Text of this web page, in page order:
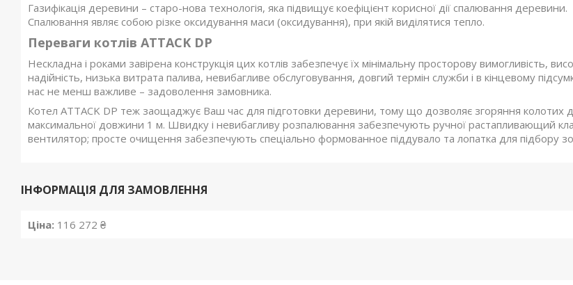
Газифікація деревини – старо-нова технологія, яка підвищує коефіцієнт корисної дії спалювання деревини.
Спалювання являє собою різке оксидування маси (оксидування), при якій виділятися тепло.
Переваги котлів ATTACK DP
Нескладна і роками завірена конструкція цих котлів забезпечує їх мінімальну просторову вимогливість,
надійність, низька витрата палива, невибагливе обслуговування, довгий термін служби і в кінцевому
нас не менш важливе – задоволення замовника.
Котел ATTACK DP теж заощаджує Ваш час для підготовки деревини, тому що дозволяє згоряння колотих
максимальної довжини 1 м. Швидку і невибагливу розпалювання забезпечують ручної растапливающий
вентилятор; просте очищення забезпечують спеціально формованное піддувало та лопатка для підбору
ІНФОРМАЦІЯ ДЛЯ ЗАМОВЛЕННЯ
Ціна: 116 272 ₴